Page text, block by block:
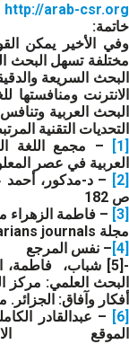
http://arab-csr.org
خاتمة:
وفي الأخير يمكن
مختلفة تسهل البحث
البحث السريعة
الانترنت
البحث العربية
التحديات التقنية
– مجمع اللغة
العربية في عصر المعلوماتية 20-22/11/
– د-مدكور، أحمد
ص 182
– فاطمة الزهراء
مجلة cybrarians journals، العدد 02، سبتمبر 2004.
– نفس المرجع
-[5] شباب،
البحث العلمي: مركز
أفكار وآفاق: الجزائر. مج 4، ع.5،6،2014.
– عبدالقادر
الموقع